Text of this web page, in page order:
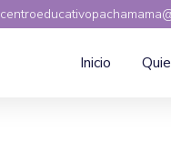
Inicio